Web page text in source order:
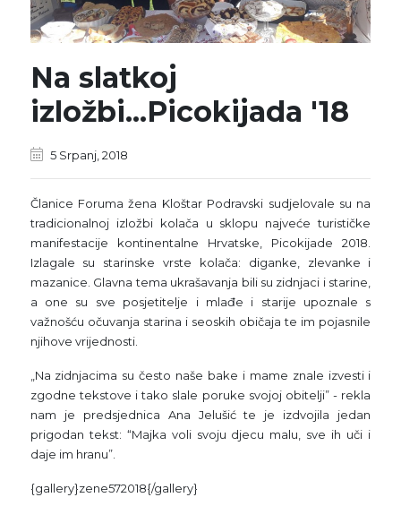
Na slatkoj
izložbi...Picokijada '18
5 Srpanj, 2018
Članice Foruma žena Kloštar Podravski sudjelovale su na
tradicionalnoj izložbi kolača u sklopu najveće turističke
manifestacije kontinentalne Hrvatske, Picokijade 2018.
Izlagale su starinske vrste kolača: diganke, zlevanke i
mazanice. Glavna tema ukrašavanja bili su zidnjaci i starine,
a one su sve posjetitelje i mlađe i starije upoznale s
važnošću očuvanja starina i seoskih običaja te im pojasnile
njihove vrijednosti.
„Na zidnjacima su često naše bake i mame znale izvesti i
zgodne tekstove i tako slale poruke svojoj obitelji” - rekla
nam je predsjednica Ana Jelušić te je izdvojila jedan
prigodan tekst: “Majka voli svoju djecu malu, sve ih uči i
daje im hranu”.
{gallery}zene572018{/gallery}